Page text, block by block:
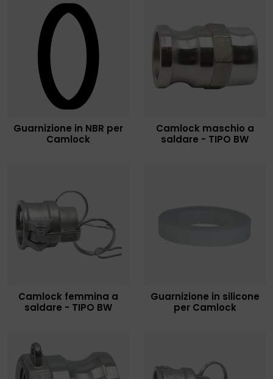
Guarnizione in NBR per
Camlock
Camlock maschio a
saldare - TIPO BW
Camlock femmina a
saldare - TIPO BW
Guarnizione in silicone
per Camlock